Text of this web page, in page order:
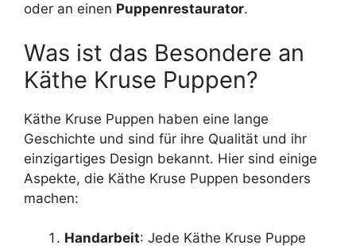
oder an einen Puppenrestaurator.
Was ist das Besondere an
Käthe Kruse Puppen?
Käthe Kruse Puppen haben eine lange
Geschichte und sind für ihre Qualität und ihr
einzigartiges Design bekannt. Hier sind einige
Aspekte, die Käthe Kruse Puppen besonders
machen:
Handarbeit: Jede Käthe Kruse Puppe